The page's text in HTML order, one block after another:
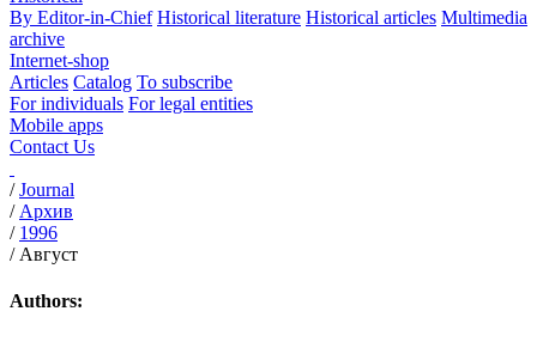
By Editor-in-Chief Historical literature Historical articles Multimedia
archive
Internet-shop
Articles Catalog To subscribe
For individuals For legal entities
Mobile apps
Contact Us
/Journal
/ Архив
/ 1996
/ Август
Authors: